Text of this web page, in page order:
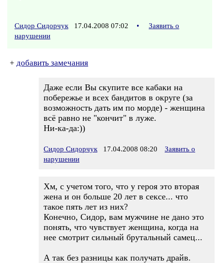
Сидор Сидорчук 17.04.2008 07:02 •
Заявить о
нарушении
+ добавить замечания
Даже если Вы скупите все кабаки на
побережье и всех бандитов в округе (за
возможность дать им по морде) - женщина
всё равно не "кончит" в луже.
Ни-ка-да:))
Сидор Сидорчук 17.04.2008 08:20
Заявить о
нарушении
Хм, с учетом того, что у героя это вторая
жена и он больше 20 лет в сексе... что
такое пять лет из них?
Конечно, Сидор, вам мужчине не дано это
понять, что чувствует женщина, когда на
нее смотрит сильный брутальный самец...
А так без разницы как получать драйв.